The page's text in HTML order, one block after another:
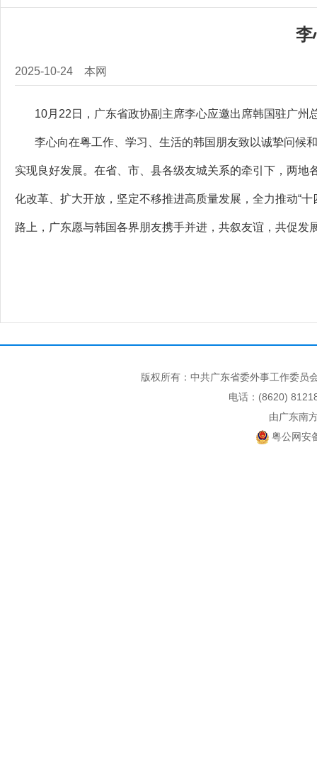
李
2025-10-24 本网
10月22日，广东省政协副主席李心应邀出席韩国驻广州
李心向在粤工作、学习、生活的韩国朋友致以诚挚问候
实现良好发展。在省、市、县各级友城关系的牵引下，两
化改革、扩大开放，坚定不移推进高质量发展，全力推动“
路上，广东愿与韩国各界朋友携手并进，共叙友谊，共促
版权所有：中共广东省委外事工作委
电话：(8620)
由广东南
粤公网安